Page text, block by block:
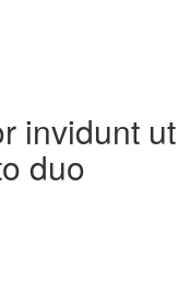
invidunt ut
duo